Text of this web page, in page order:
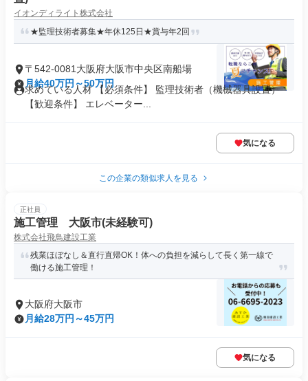
イオンディライト株式会社
★監理技術者募集★年休125日★賞与年2回
〒542-0081大阪府大阪市中央区南船場
月給40万円～50万円
求めている人材 【必須条件】 監理技術者（機械器具設置）
【歓迎条件】 エレベーター...
気になる
この企業の類似求人を見る
正社員
施工管理 大阪市(未経験可)
株式会社飛鳥建設工業
残業ほぼなし＆直行直帰OK！体への負担を減らして長く第一線で
働ける施工管理！
大阪府大阪市
月給28万円～45万円
気になる